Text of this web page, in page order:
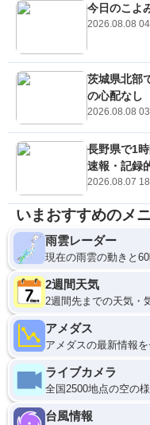
今日のこよ
2026.08.08
茨城県北
の心配なし
2026.08.08
長野県で1
速報・記録
2026.08.07
いまおすすめのメ
雨雲レーダー
現在の雨雲の動きと
2週間天気
2週間先までの天気・
アメダス
アメダスの最新情報
ライブカメラ
全国2500地点の空の
台風情報